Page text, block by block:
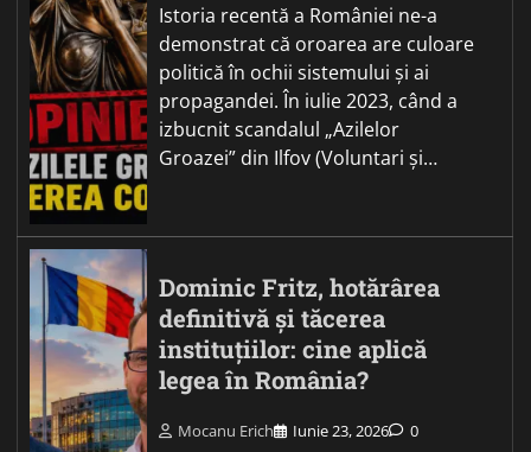
Istoria recentă a României ne-a
demonstrat că oroarea are culoare
politică în ochii sistemului și ai
propagandei. În iulie 2023, când a
izbucnit scandalul „Azilelor
Groazei” din Ilfov (Voluntari și…
Dominic Fritz, hotărârea
definitivă și tăcerea
instituțiilor: cine aplică
legea în România?
Mocanu Erich Iunie 23, 2026 0